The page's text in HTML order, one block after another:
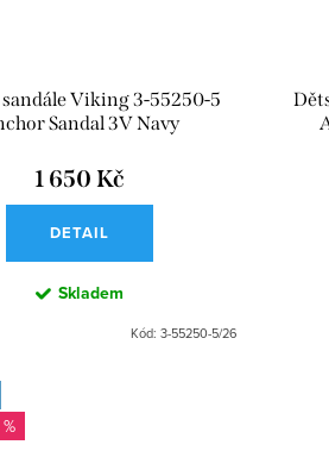
Viking 3-55250-5
Sandal 3V Navy
1 650 Kč
DETAIL
Skladem
Kód:3-55250-5/26